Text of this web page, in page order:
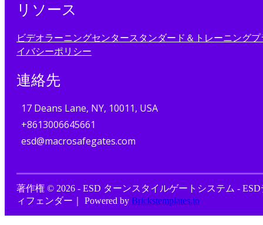
リソース
ビデオラーニングセンタースタンダード＆トレーニング
イバシーポリシー
連絡先
17 Deans Lane, NY, 10011, USA
+8613006645661
esd@macrosafegates.com
著作権 © 2026 - ESD ターンスタイルゲートシステム - ESD
ィフェンダー｜ Powered by Brickstemplates.io